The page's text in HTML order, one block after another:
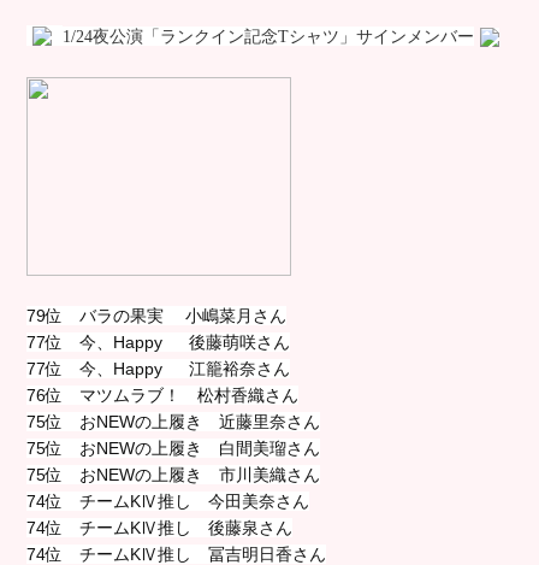
1/24夜公演 「ランクイン記念Tシャツ」サインメンバー
79位 バラの果実 小嶋菜月さん
77位 今、Happy 後藤萌咲さん
77位 今、Happy 江籠裕奈さん
76位 マツムラブ！ 松村香織さん
75位 おNEWの上履き 近藤里奈さん
75位 おNEWの上履き 白間美瑠さん
75位 おNEWの上履き 市川美織さん
74位 チームKⅣ推し 今田美奈さん
74位 チームKⅣ推し 後藤泉さん
74位 チームKⅣ推し 冨吉明日香さん